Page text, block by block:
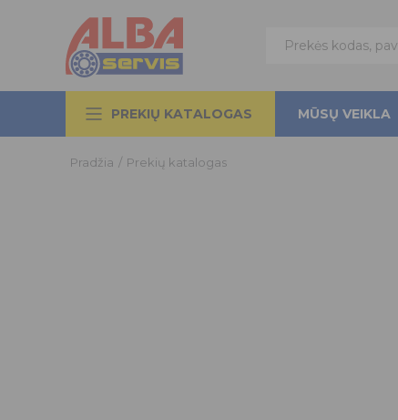
PREKIŲ KATALOGAS MŪSŲ VEIKLA
Pradžia / Prekių katalogas